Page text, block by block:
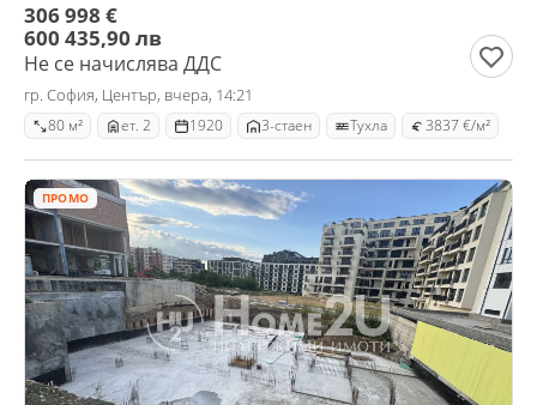
306 998 €
600 435,90 лв
Не се начислява ДДС
гр. София, Център, вчера, 14:21
80 м² ет. 2 1920 3-стаен Тухла 3837 €/м²
ПРОМО